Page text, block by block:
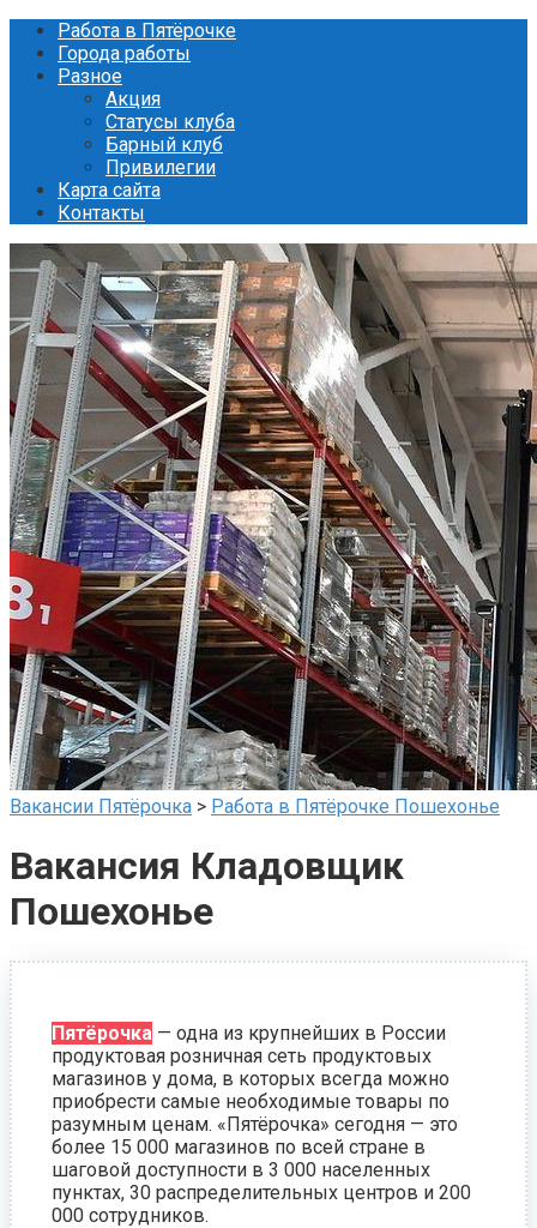
Перейти
контенту
Работа в Пятёрочке
Города работы
Разное
Акция
Статусы клуба
Барный клуб
Привилегии
Карта сайта
Контакты
Вакансии Пятёрочка > Работа в Пятёрочке Пошехонье
Вакансия Кладовщик
Пошехонье
Пятёрочка — одна из крупнейших в России
продуктовая розничная сеть продуктовых
магазинов у дома, в которых всегда можно
приобрести самые необходимые товары по
разумным ценам. «Пятёрочка» сегодня — это
более 15 000 магазинов по всей стране в
шаговой доступности в 3 000 населенных
пунктах, 30 распределительных центров и 200
000 сотрудников.